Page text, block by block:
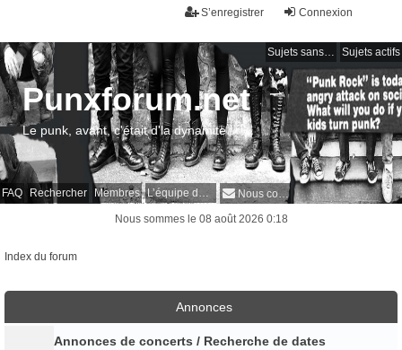
Connexion
S’enregistrer
Sujets sans réponse Sujets actifs
FAQ Rechercher Membres L’équipe du forum Nous contacter
Punxforum.net
Le punk, avant, c'était d'la dynamite !
Nous sommes le 08 août 2026 0:18
Index du forum
Annonces
Annonces de concerts / Recherche de dates